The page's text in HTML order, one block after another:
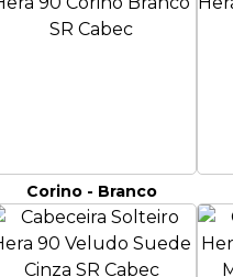
Corino - Branco